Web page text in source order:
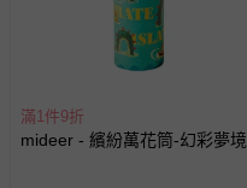
滿1件9折
mideer - 繽紛萬花筒-幻彩夢境